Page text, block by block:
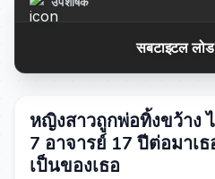
सबटाइटल लोड
หญิงสาวถูกพ่อทิ้งขว้าง
7 อาจารย์ 17 ปีต่อมาเ
เป็นของเธอ